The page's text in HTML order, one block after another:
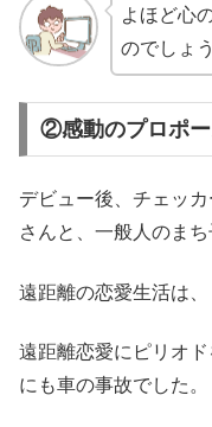
よほど心
のでしょ
②感動のプロポー
デビュー後、チェッ
さんと、一般人のまち
遠距離の恋愛生活は、
遠距離恋愛にピリオ
にも車の事故でした。